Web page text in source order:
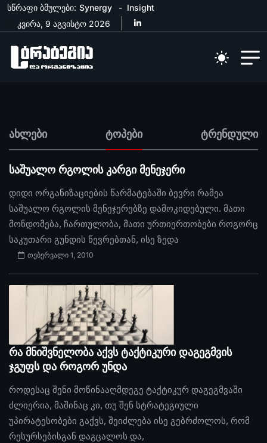
სწრაფი ბმულები: Synergy
Insight
კვირა, 9 აგვისტო 2026
ახლები ტოპები ტრენდული
საშუალო რგოლის კარგი მენეჯერი
დიდი ორგანიზაციების წარმატებაში ბევრი რამეა
საშუალო რგოლის მენეჯერებზე დამოკიდებული. მათი
მონდომება, ჩართულობა, მათი ურთიერთობები როგორც
საკუთარი გუნდის წევრებთან, ისე ზედა
თებერვალი 1, 2010
რა მნიშვნელობა აქვს ტაქტიკური დაგეგმვის
ჯგუფს და როგორ უნდა
როდესაც შენი მოწინააღმდეგე ტაქტიკურ დაგეგმვაში
ძლიერია, მაშინაც კი, თუ შენ სტრატეგიული
უპირატესობები გაქვს, შეიძლება ისე გებრძოლოს, რომ
რესურსებისგან დაგცალოს და,